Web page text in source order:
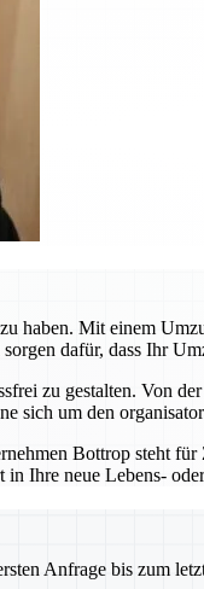
Mit einem
dafür, dass Ihr
zu gestalten. Von
sich um den
Bottrop steht
Ihre neue Lebens-
Anfrage bis zum